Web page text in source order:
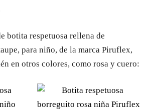
botita respetuosa rellena de
para niño, de la marca Piruflex,
en otros colores, como rosa y cuero: